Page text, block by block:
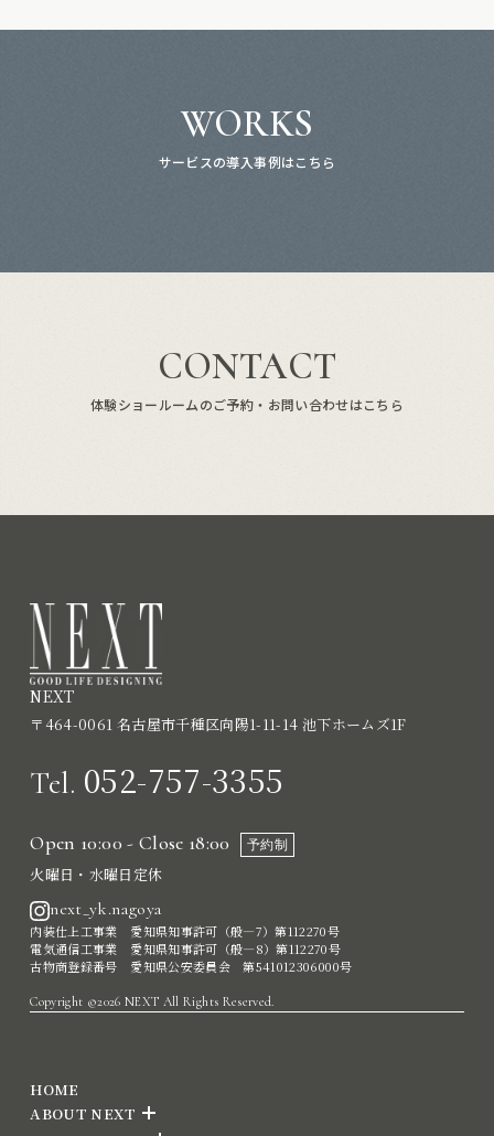
WORKS
サービスの導入事例はこちら
CONTACT
体験ショールームのご予約・お問い合わせはこちら
NEXT
〒464-0061 名古屋市千種区向陽1-11-14 池下ホームズ1F
Tel. 052-757-3355
Open 10:00 - Close 18:00 予約制
火曜日・水曜日定休
next_yk.nagoya
内装仕上工事業 愛知県知事許可（般―7）第112270号
電気通信工事業 愛知県知事許可（般―8）第112270号
古物商登録番号 愛知県公安委員会 第541012306000号
Copyright ©2026 NEXT All Rights Reserved.
HOME
ABOUT NEXT